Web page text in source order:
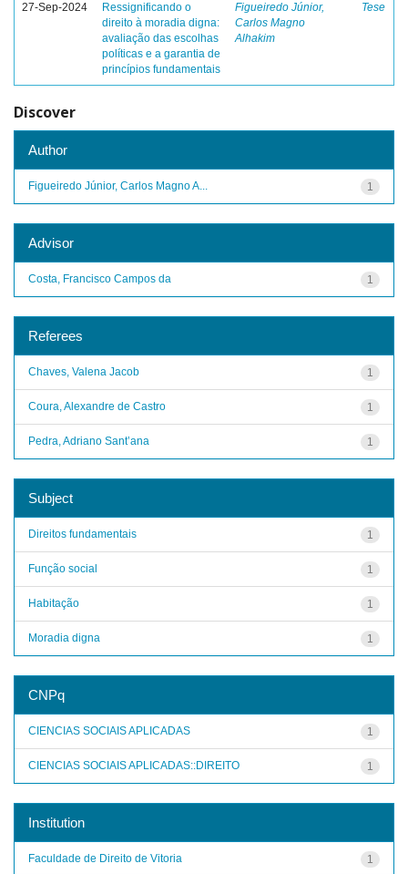
27-Sep-2024
Ressignificando o
direito à moradia digna:
avaliação das escolhas
políticas e a garantia de
princípios fundamentais
Figueiredo Júnior,
Carlos Magno
Alhakim
Tese
Discover
Author
1
Figueiredo Júnior, Carlos Magno A...
Advisor
1
Costa, Francisco Campos da
Referees
1
Chaves, Valena Jacob
1
Coura, Alexandre de Castro
1
Pedra, Adriano Sant’ana
Subject
1
Direitos fundamentais
1
Função social
1
Habitação
1
Moradia digna
CNPq
1
CIENCIAS SOCIAIS APLICADAS
1
CIENCIAS SOCIAIS APLICADAS::DIREITO
Institution
1
Faculdade de Direito de Vitoria